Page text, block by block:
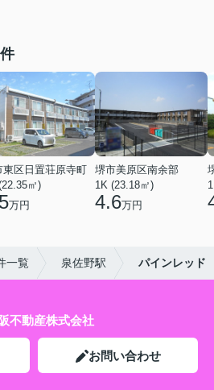
東区日置荘原寺町
㎡)
万円
堺市美原区南余部
1K (23.18㎡)
4.6万円
一覧 泉佐野駅 パインレッド
不動産株式会社
お問い合わせ